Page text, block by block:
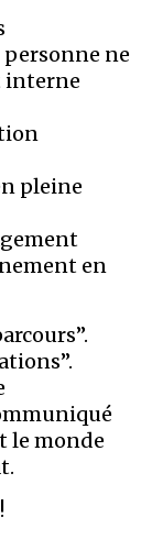
ne
interne
pleine
en
le monde